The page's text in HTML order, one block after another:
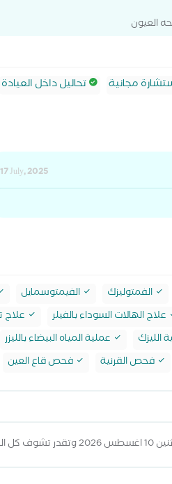
العيون
مجانية تحاليل داخل العيادة
17 July, 2025
الفمتوليزك الفيمتوسمايل
علاج الهالات السوداء بالفيلر علاج
الليزك عملية المياه البيضاء بالليزر
فحص القرنية فحص قاع العين
أعلاه